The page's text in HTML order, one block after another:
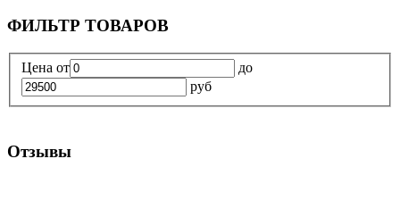
ФИЛЬТР ТОВАРОВ
Цена от
до
руб
Отзывы